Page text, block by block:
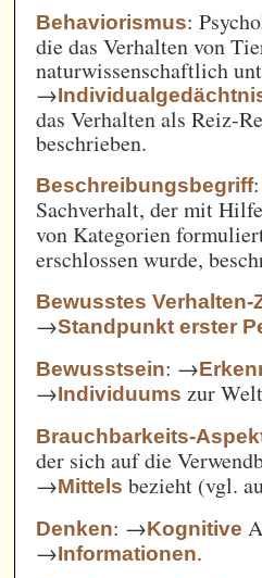
Behaviorismus:
die das Verhalten von
naturwissenschaftlich
→
das Verhalten als Reiz-
beschrieben.
Beschreibungsbegriff
Sachverhalt, der mit
von Kategorien
erschlossen wurde,
Bewusstes Verhalten-
→Standpunkt erster
Bewusstsein: →
→Individuums zur
Brauchbarkeits-
der sich auf die
→Mittels bezieht (vgl.
Denken: →Kognitive
→Informationen.